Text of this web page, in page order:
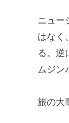
ニュー
はなく
る。逆
ムジン
旅の大